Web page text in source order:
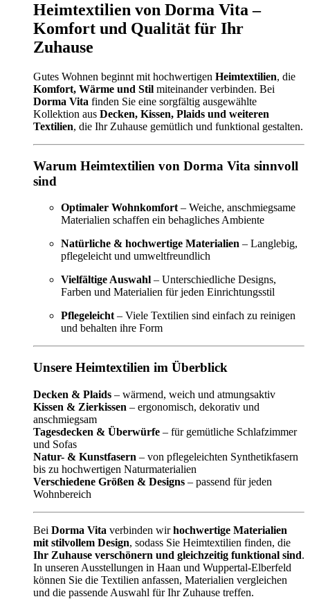
Heimtextilien von Dorma Vita –
Komfort und Qualität für Ihr
Zuhause
Gutes Wohnen beginnt mit hochwertigen Heimtextilien, die
Komfort, Wärme und Stil miteinander verbinden. Bei
Dorma Vita finden Sie eine sorgfältig ausgewählte
Kollektion aus Decken, Kissen, Plaids und weiteren
Textilien, die Ihr Zuhause gemütlich und funktional gestalten.
Warum Heimtextilien von Dorma Vita sinnvoll
sind
Optimaler Wohnkomfort – Weiche, anschmiegsame
Materialien schaffen ein behagliches Ambiente
Natürliche & hochwertige Materialien – Langlebig,
pflegeleicht und umweltfreundlich
Vielfältige Auswahl – Unterschiedliche Designs,
Farben und Materialien für jeden Einrichtungsstil
Pflegeleicht – Viele Textilien sind einfach zu reinigen
und behalten ihre Form
Unsere Heimtextilien im Überblick
Decken & Plaids – wärmend, weich und atmungsaktiv
Kissen & Zierkissen – ergonomisch, dekorativ und
anschmiegsam
Tagesdecken & Überwürfe – für gemütliche Schlafzimmer
und Sofas
Natur- & Kunstfasern – von pflegeleichten Synthetikfasern
bis zu hochwertigen Naturmaterialien
Verschiedene Größen & Designs – passend für jeden
Wohnbereich
Bei Dorma Vita verbinden wirhochwertige Materialien
mit stilvollem Design, sodass Sie Heimtextilien finden, die
Ihr Zuhause verschönern und gleichzeitig funktional sind.
In unseren Ausstellungen in Haan und Wuppertal-Elberfeld
können Sie die Textilien anfassen, Materialien vergleichen
und die passende Auswahl für Ihr Zuhause treffen.